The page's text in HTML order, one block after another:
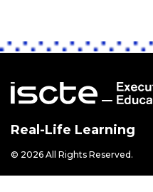
Real-Life Learning
© 2026 All Rights Reserved.